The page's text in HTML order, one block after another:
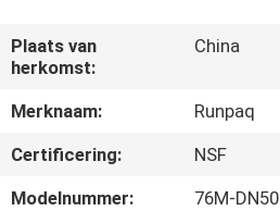
ONGEVEER
ONS
FABRIEKSREIS
Plaats van
herkomst:
China
Merknaam:
Runpaq
Certificering:
NSF
Modelnummer:
76M-DN50